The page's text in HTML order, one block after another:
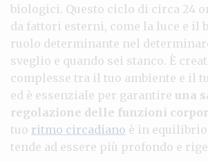
biologici. Questo ciclo di circa 24
da fattori esterni, come la luce e il
ruolo determinante nel
sveglio e quando sei stanco. È
complesse tra il tuo ambiente e il
ed è essenziale per garantire una
regolazione delle funzioni
tuo ritmo circadiano è in
tende ad essere più profondo e